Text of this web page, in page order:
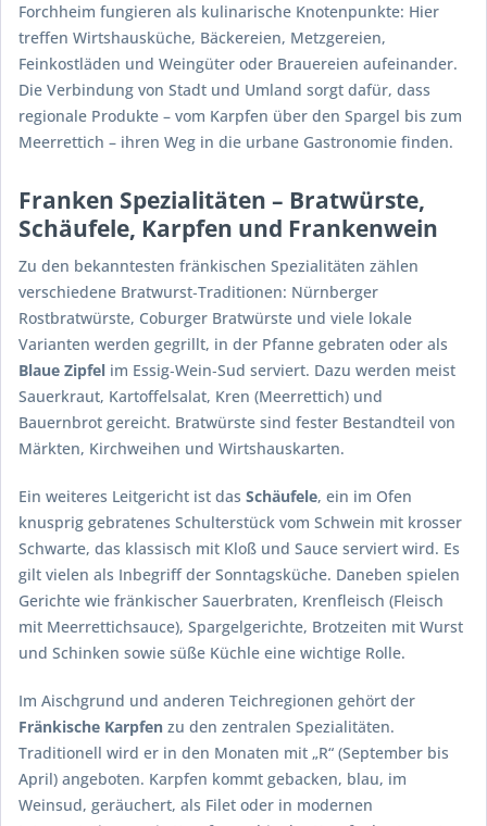
Forchheim fungieren als kulinarische Knotenpunkte: Hier
treffen Wirtshausküche, Bäckereien, Metzgereien,
Feinkostläden und Weingüter oder Brauereien aufeinander.
Die Verbindung von Stadt und Umland sorgt dafür, dass
regionale Produkte – vom Karpfen über den Spargel bis zum
Meerrettich – ihren Weg in die urbane Gastronomie finden.
Franken Spezialitäten – Bratwürste,
Schäufele, Karpfen und Frankenwein
Zu den bekanntesten fränkischen Spezialitäten zählen
verschiedene Bratwurst‑Traditionen: Nürnberger
Rostbratwürste, Coburger Bratwürste und viele lokale
Varianten werden gegrillt, in der Pfanne gebraten oder als
Blaue Zipfel im Essig‑Wein‑Sud serviert. Dazu werden meist
Sauerkraut, Kartoffelsalat, Kren (Meerrettich) und
Bauernbrot gereicht. Bratwürste sind fester Bestandteil von
Märkten, Kirchweihen und Wirtshauskarten.
Ein weiteres Leitgericht ist das Schäufele, ein im Ofen
knusprig gebratenes Schulterstück vom Schwein mit krosser
Schwarte, das klassisch mit Kloß und Sauce serviert wird. Es
gilt vielen als Inbegriff der Sonntagsküche. Daneben spielen
Gerichte wie fränkischer Sauerbraten, Krenfleisch (Fleisch
mit Meerrettichsauce), Spargelgerichte, Brotzeiten mit Wurst
und Schinken sowie süße Küchle eine wichtige Rolle.
Im Aischgrund und anderen Teichregionen gehört der
Fränkische Karpfen zu den zentralen Spezialitäten.
Traditionell wird er in den Monaten mit „R“ (September bis
April) angeboten. Karpfen kommt gebacken, blau, im
Weinsud, geräuchert, als Filet oder in modernen